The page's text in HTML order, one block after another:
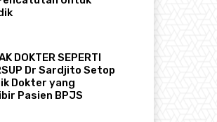
DOKTER SEPERTI
Dr Sardjito Setop
Dokter yang
Pasien BPJS